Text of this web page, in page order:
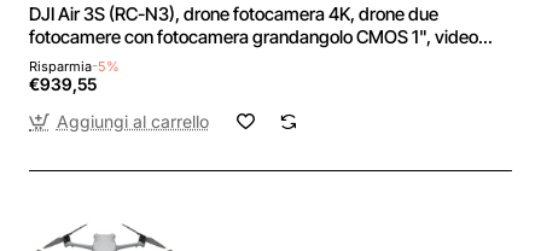
DJI Air 3S (RC-N3), drone fotocamera 4K, drone due
fotocamere con fotocamera grandangolo CMOS 1", video
HDR 4K/60fps e 14 stop di gamma dinamica, 45 minuti di
volo, distanza di trasmissione 20 km
Risparmia-5%
€939,55
Aggiungi al carrello